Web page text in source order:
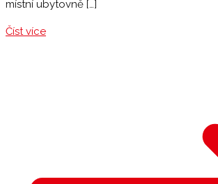
místní ubytovně […]
Číst více